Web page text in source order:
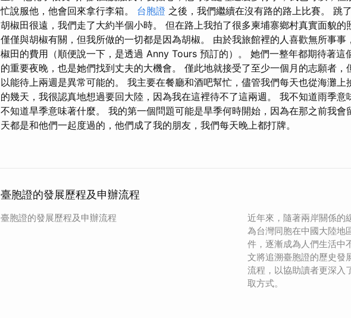
忙說服他，他會回來拿行李箱。 台胞證 之後，我們繼續在沒有路的路上比賽。 跳
胡椒田很遠，我們走了大約半個小時。 但在路上我拍了很多柬埔寨鄉村真實面貌的
僅僅與胡椒有關，但我所做的一切都是因為胡椒。 由於我旅館裡的人喜歡無所事事
椒田的費用（順便說一下，是透過 Anny Tours 預訂的）。 她們一整年都期待著這
的重要夜晚，也是她們找到丈夫的大機會。 僅此地就接受了至少一個月的志願者，
以能待上兩週是異常可能的。 我主要在餐廳和酒吧幫忙，儘管我們每天也從海灘上
的幾天，我很認真地想過要回大陸，因為我在這裡待不了這兩週。 我不知道雨季意
不知道旱季意味著什麼。 我的第一個問題可能是旱季何時開始，因為在那之前我會
天都是和他們一起度過的，他們成了我的朋友，我們每天晚上都打牌。
臺胞證的發展歷程及申辦流程
臺胞證的發展歷程及申辦流程
近年來，隨著兩岸關係的
為台灣同胞在中國大陸地
件，逐漸成為人們生活中
文將追溯臺胞證的歷史發
流程，以協助讀者更深入
取方式。